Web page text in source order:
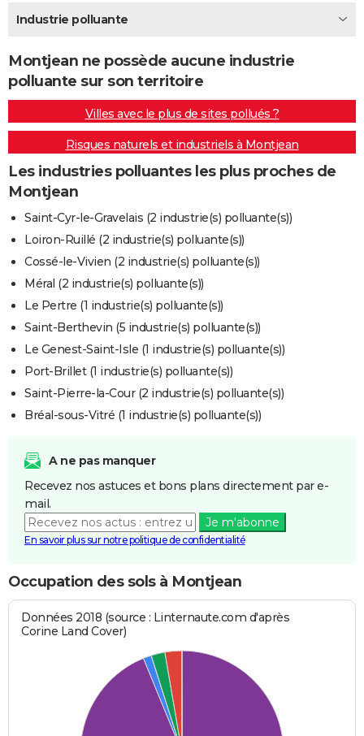
Destinations
City break
Voyage nature
Voyage de noces
Forum
Climat
+PHOTO
GUIDES D'ACHAT
BONS PLANS
CARTE DE VOEUX
Carte de Noël
Carte Bonne année
Carte Saint-Valentin
Carte Pâques
Carte d'anniversaire
DICTIONNAIRE
Dictionnaire
Biographies
Citations
Expressions
Proverbes
PROGRAMME TV
COPAINS D'AVANT
S'inscrire
Se connecter
Lycées
Collèges
Primaires
Universités
Entreprises
Service militaire
Avis de recherche
FORUM
Bricolage
Lifestyle
Culture
Sport
Auto
Television
Voyage
Cinema
Industrie polluante
Montjean ne possède aucune industrie
polluante sur son territoire
Villes avec le plus de sites pollués ?
Risques naturels et industriels à Montjean
Les industries polluantes les plus proches de
Montjean
Saint-Cyr-le-Gravelais (2 industrie(s) polluante(s))
Loiron-Ruillé (2 industrie(s) polluante(s))
Cossé-le-Vivien (2 industrie(s) polluante(s))
Méral (2 industrie(s) polluante(s))
Le Pertre (1 industrie(s) polluante(s))
Saint-Berthevin (5 industrie(s) polluante(s))
Le Genest-Saint-Isle (1 industrie(s) polluante(s))
Port-Brillet (1 industrie(s) polluante(s))
Saint-Pierre-la-Cour (2 industrie(s) polluante(s))
Bréal-sous-Vitré (1 industrie(s) polluante(s))
A ne pas manquer
Recevez nos astuces et bons plans directement par e-
mail.
Je m'abonne
En savoir plus sur notre politique de confidentialité
Occupation des sols à Montjean
Données 2018 (source : Linternaute.com d'après
Corine Land Cover)